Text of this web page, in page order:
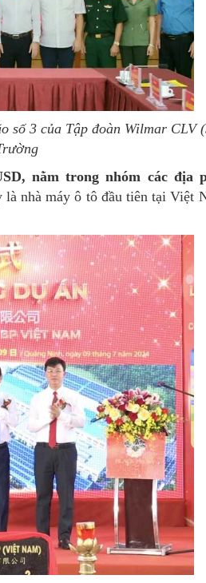
số 3 của Tập đoàn Wilmar CLV
nằm trong nhóm các địa
nhà máy ô tô đầu tiên tại Việt